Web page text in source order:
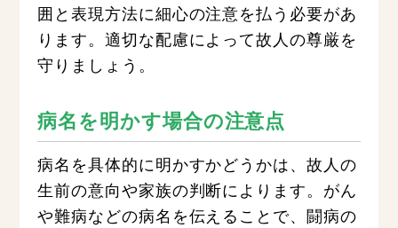
囲と表現方法に細心の注意を払う必要があ
ります。適切な配慮によって故人の尊厳を
守りましょう。
病名を明かす場合の注意点
病名を具体的に明かすかどうかは、故人の
生前の意向や家族の判断によります。がん
や難病などの病名を伝えることで、闘病の